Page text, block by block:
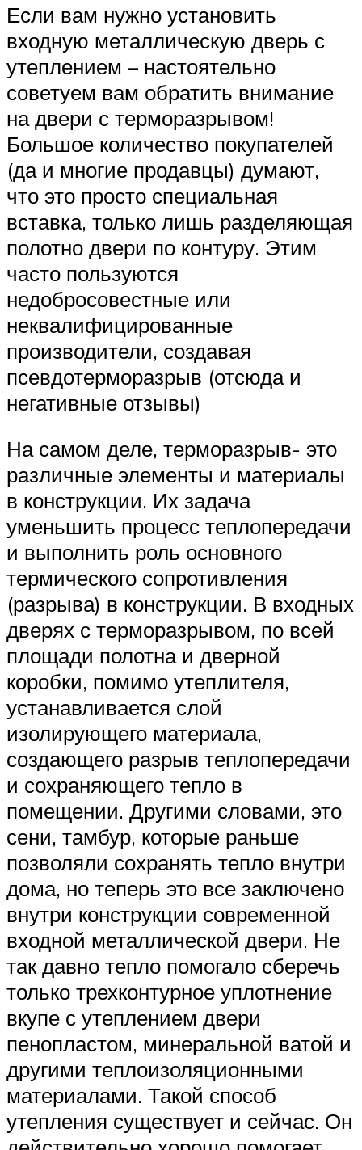
Если вам нужно установить
входную металлическую дверь с
утеплением – настоятельно
советуем вам обратить внимание
на двери с терморазрывом!
Большое количество покупателей
(да и многие продавцы) думают,
что это просто специальная
вставка, только лишь разделяющая
полотно двери по контуру. Этим
часто пользуются
недобросовестные или
неквалифицированные
производители, создавая
псевдотерморазрыв (отсюда и
негативные отзывы)
На самом деле, терморазрыв- это
различные элементы и материалы
в конструкции. Их задача
уменьшить процесс теплопередачи
и выполнить роль основного
термического сопротивления
(разрыва) в конструкции. В входных
дверях с терморазрывом, по всей
площади полотна и дверной
коробки, помимо утеплителя,
устанавливается слой
изолирующего материала,
создающего разрыв теплопередачи
и сохраняющего тепло в
помещении. Другими словами, это
сени, тамбур, которые раньше
позволяли сохранять тепло внутри
дома, но теперь это все заключено
внутри конструкции современной
входной металлической двери. Не
так давно тепло помогало сберечь
только трехконтурное уплотнение
вкупе с утеплением двери
пенопластом, минеральной ватой и
другими теплоизоляционными
материалами. Такой способ
утепления существует и сейчас. Он